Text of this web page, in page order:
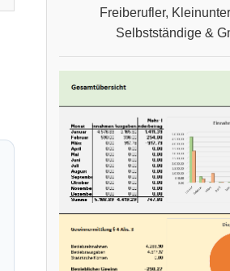
Freiberufler,
Selbstständige &